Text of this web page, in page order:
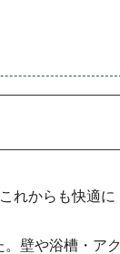
れからも快適に
壁や浴槽・アク